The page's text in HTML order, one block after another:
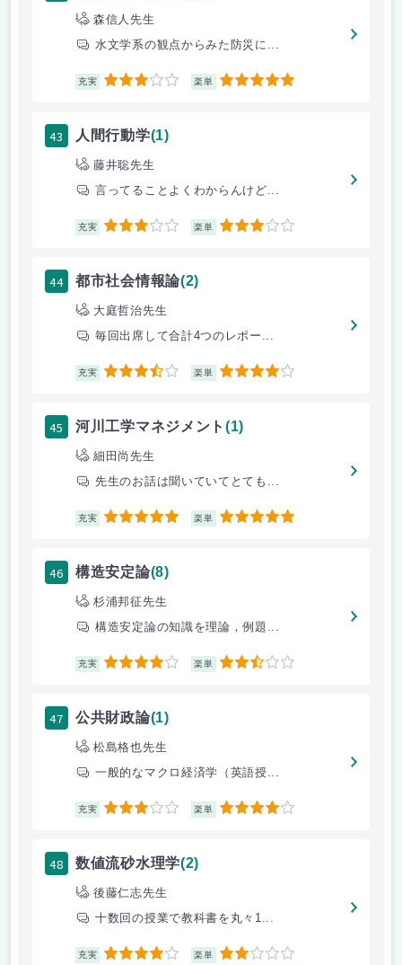
森信人先生
水文学系の観点からみた防災に...
充実 3 楽単 5
43 人間行動学(1)
藤井聡先生
言ってることよくわからんけど...
充実 3 楽単 3
44 都市社会情報論(2)
大庭哲治先生
毎回出席して合計4つのレポー...
充実 3.5 楽単 4
45 河川工学マネジメント (1)
細田尚先生
先生のお話は聞いていてとても...
充実 5 楽単 5
46 構造安定論(8)
杉浦邦征先生
構造安定論の知識を理論，例題...
充実 4 楽単 2.5
47 公共財政論(1)
松島格也先生
一般的なマクロ経済学（英語授...
充実 3 楽単 4
48 数値流砂水理学(2)
後藤仁志先生
十数回の授業で教科書を丸々1...
充実 4 楽単 2